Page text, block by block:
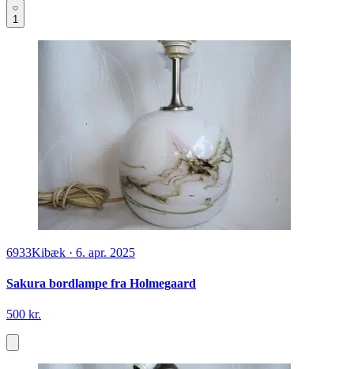
1
6933Kibæk · 6. apr. 2025
Sakura bordlampe fra Holmegaard
500 kr.